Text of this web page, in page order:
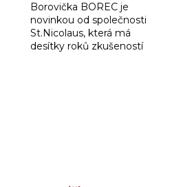
Borovička BOREC je
novinkou od společnosti
St.Nicolaus, která má
desítky roků zkušeností